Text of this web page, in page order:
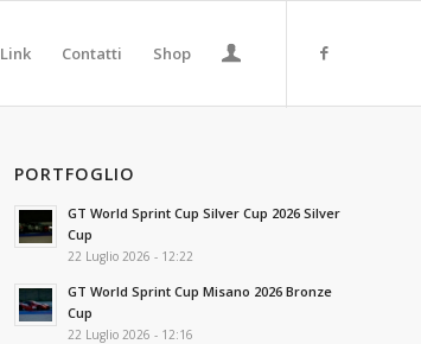
Link Contatti Shop
PORTFOGLIO
GT World Sprint Cup Silver Cup 2026 Silver
Cup
22 Luglio 2026 - 12:22
GT World Sprint Cup Misano 2026 Bronze
Cup
22 Luglio 2026 - 12:16